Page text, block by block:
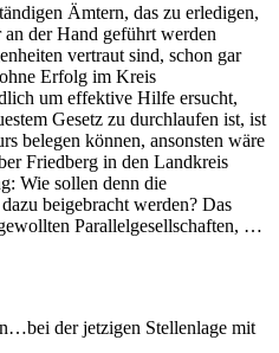
Ämtern, das zu erledigen,
der Hand geführt werden
vertraut sind, schon gar
Erfolg im Kreis
um effektive Hilfe ersucht,
Gesetz zu durchlaufen ist, ist
belegen können, ansonsten wäre
Friedberg in den Landkreis
Wie sollen denn die
beigebracht werden? Das
Parallelgesellschaften, …
der jetzigen Stellenlage mit